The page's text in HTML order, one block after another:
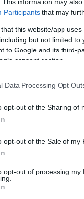
This information may
Participants that may
that this website/app
but not limited to
to Google and its third-
consent section.
Data Processing Opt
opt-out of the Sharing of
opt-out of the Sale of my
opt-out of processing my
importante
initiative vise à
agricoles grâce à
Più
services pour le
à l’investissement